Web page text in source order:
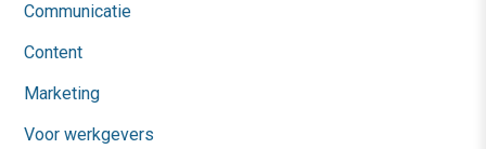
Communicatie
Content
Marketing
Voor werkgevers